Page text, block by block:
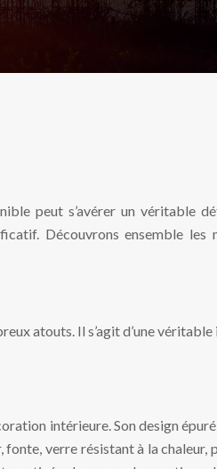
peut s’avérer un véritable
Découvrons ensemble
atouts. Il s’agit d’une
intérieure. Son design
verre résistant à la